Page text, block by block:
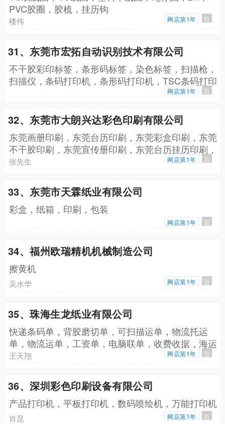
PVC胶圈，胶梳，挂历钩
楼伟 网店第1年 百
31、东莞市宏拓自动识别技术有限公司
不干胶彩印标签，条形码标签，染色标签，扫描枪，
扫描仪，条码打印机，条形码打印机，TSC条码打印
机，打印头，SATO条码打印头，透明标签，警示标
网店第1年 百
32、东莞市大朗兴达彩色印刷有限公司
东莞画册印刷，东莞台历印刷，东莞彩盒印刷，东莞
不干胶印刷，东莞宣传册印刷，东莞台历挂历印刷，
东莞手提袋印刷，东莞表格印刷，东莞包装盒印刷，
张先生 网店第1年 百
33、东莞市天霖纸业有限公司
彩盒，纸箱，印刷，包装
网店第1年 百
34、福州欧瑞精机机械制造公司
擦黄机
吴水华 网店第1年 百
35、珠海生龙纸业有限公司
快递条码单，背胶磨切单，可扫描运单，物流托运
单，物流运单，工资单，电脑联单，收费收据，海运
提单，空运提单，销售单，送货单
王天翔 网店第1年 百
36、深圳彩色印刷设备有限公司
产品打印机，平板打印机，数码喷绘机，万能打印机
肖昆 网店第1年 百